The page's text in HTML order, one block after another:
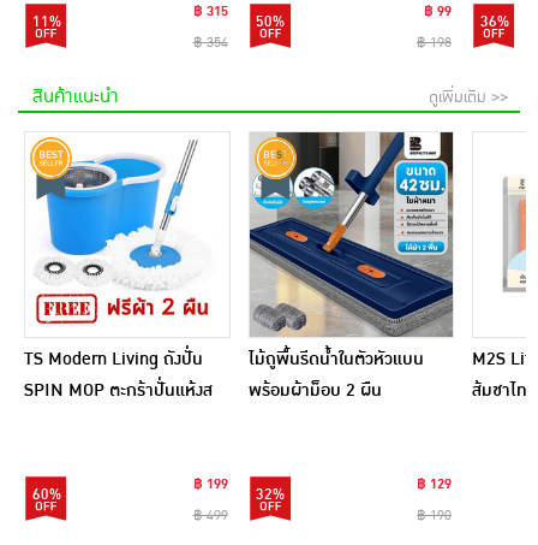
11%
฿ 315
฿ 354
50%
฿ 99
฿ 198
36%
สินค้าแนะนำ ดูเพิ่มเติม >>
TS Modern Living ถังปั่น
SPIN MOP ตะกร้าปั่นแห้งส
60%
฿ 199
฿ 499
ไม้ถูพื้นรีดน้ำในตัวหัวแบน
พร้อมผ้าม็อบ 2 ผืน
32%
฿ 129
฿ 190
M2S
ส้มชาไท